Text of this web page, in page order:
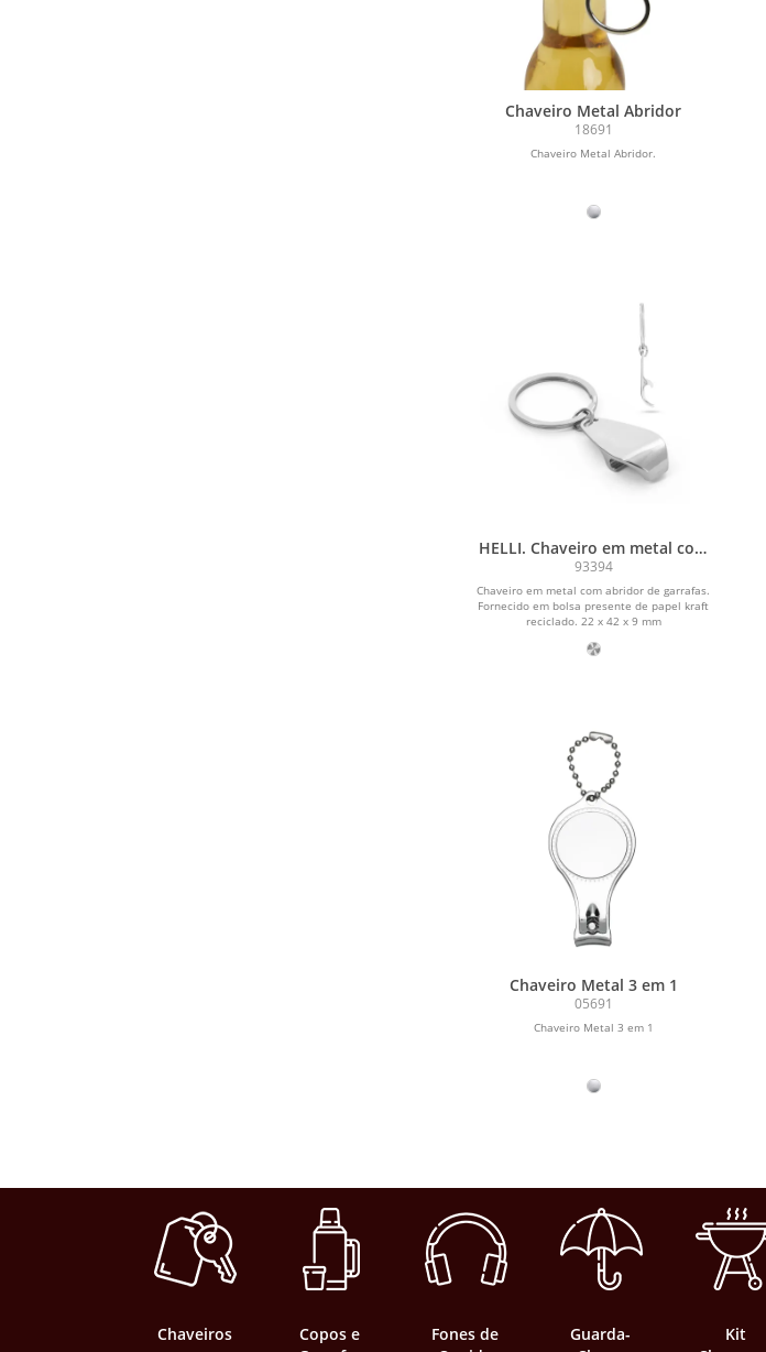
Chaveiro Metal Abridor
18691
Chaveiro Metal Abridor.
HELLI. Chaveiro em metal com
abridor de garrafas
93394
Chaveiro em metal com abridor de garrafas.
Fornecido em bolsa presente de papel kraft
reciclado. 22 x 42 x 9 mm
Chaveiro Metal 3 em 1
05691
Chaveiro Metal 3 em 1
Chaveiros
Copos e
Fones de
Guarda-
Kit